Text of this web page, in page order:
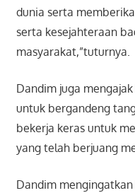
dunia serta
serta kesejahteraan
masyarakat,”tuturnya.
Dandim juga
untuk bergandeng
bekerja keras untuk
yang telah berjuang
Dandim